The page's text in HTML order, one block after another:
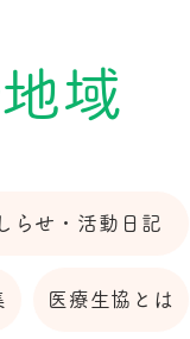
域
らせ・活動日記
医療生協とは